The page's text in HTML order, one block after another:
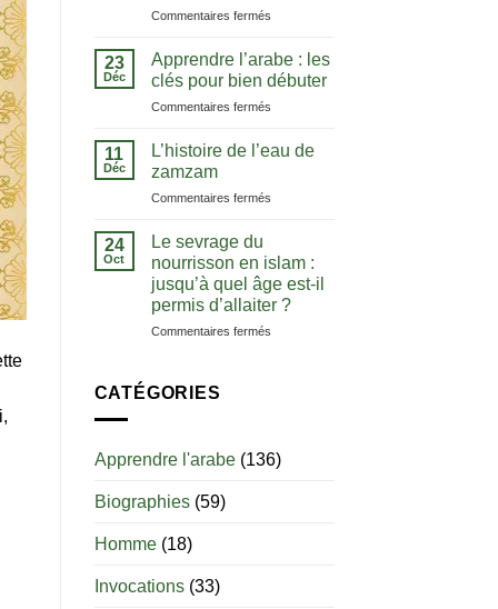
pour
le
Coran
dans
sa
Commentaires ferméssur
notion
de
tawhid
:
l’unicité
23
Déc
Apprendre l’arabe : les
clés pour bien débuter
Commentaires ferméssur
l’arabe
clés
débuter
11
Déc
L’histoire de l’eau de
zamzam
Commentaires ferméssur
l’eau
de
zamzam
24
Oct
Le sevrage du
nourrisson en islam :
jusqu’à quel âge est-il
permis d’allaiter ?
Commentaires ferméssur
:
CATÉGORIES
Apprendre l'arabe(136)
Biographies(59)
Homme(18)
Invocations(33)